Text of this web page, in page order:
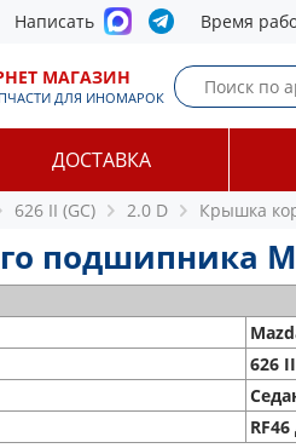
Написать Время
МАГАЗИН
ДЛЯ ИНОМАРОК
ДОСТАВКА
626 II (GC) 2.0 D Крышка
подшипника
626